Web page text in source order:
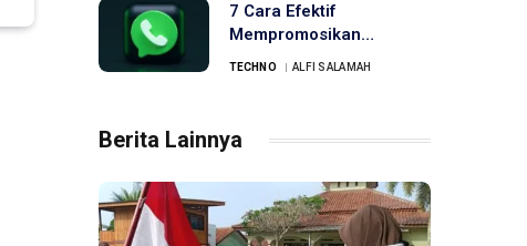
7 Cara Efektif
Mempromosikan
WhatsApp Channel
TECHNO ALFI SALAMAH
Berita Lainnya